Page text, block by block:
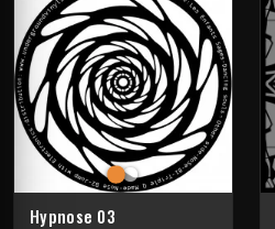
Hypnose 03